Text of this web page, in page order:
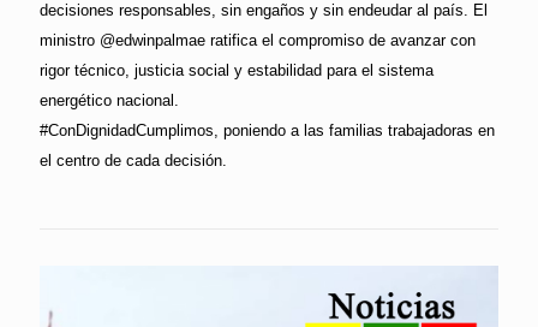
decisiones responsables, sin engaños y sin endeudar al país. El
ministro @edwinpalmae ratifica el compromiso de avanzar con
rigor técnico, justicia social y estabilidad para el sistema
energético nacional.
#ConDignidadCumplimos, poniendo a las familias trabajadoras en
el centro de cada decisión.